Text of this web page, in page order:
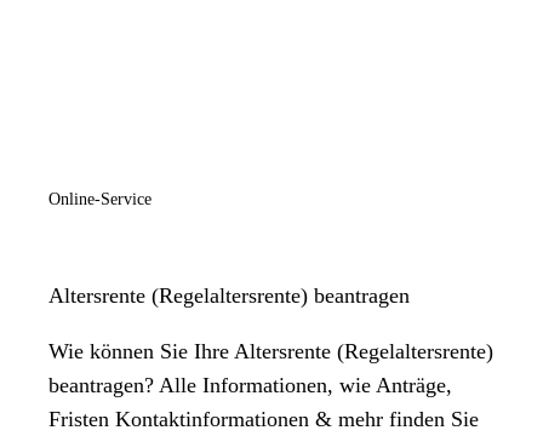
Online-Service
Altersrente (Regelaltersrente) beantragen
Wie können Sie Ihre Altersrente (Regelaltersrente)
beantragen? Alle Informationen, wie Anträge,
Fristen Kontaktinformationen & mehr finden Sie